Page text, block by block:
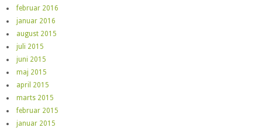
februar 2016
januar 2016
august 2015
juli 2015
juni 2015
maj 2015
april 2015
marts 2015
februar 2015
januar 2015